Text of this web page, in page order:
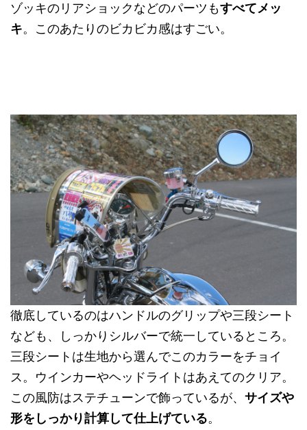
ゾッキのリアショックなどのパーツもすべてメッ
キ。このあたりのビカビカ感はすごい。
徹底しているのはハンドルのグリップや三段シート
なども、しっかりシルバーで統一しているところ。
三段シートは生地から選んでこのカラーをチョイ
ス。ウインカーやヘッドライトはあえてのクリア。
この風防はステチューンで飾っているが、 サイズや
形をしっかり計算して仕上げている。